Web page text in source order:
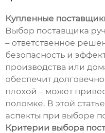
Купленные
Выбор поставщика
– ответственное
безопасность и
производства или
обеспечит
плохой – может
поломке. В этой
аспекты при выборе
Критерии выбора